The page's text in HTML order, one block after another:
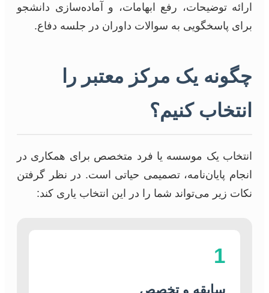
ارائه توضیحات، رفع ابهامات، و آماده‌سازی دانشجو
برای پاسخگویی به سوالات داوران در جلسه دفاع.
چگونه یک مرکز معتبر را
انتخاب کنیم؟
انتخاب یک موسسه یا فرد متخصص برای همکاری در
انجام پایان‌نامه، تصمیمی حیاتی است. در نظر گرفتن
نکات زیر می‌تواند شما را در این انتخاب یاری کند:
1
سابقه و تخصص